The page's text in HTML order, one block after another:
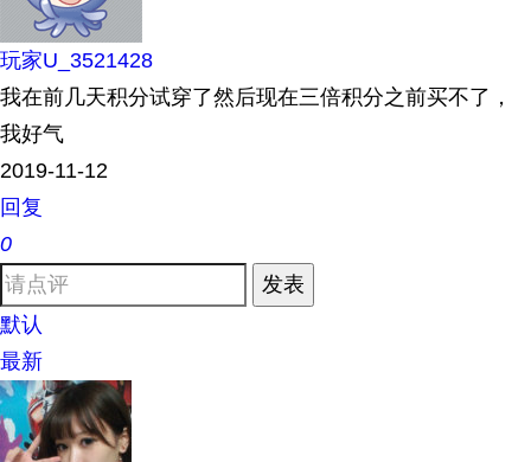
玩家U_3521428
我在前几天积分试穿了然后现在三倍积分之前买不了，
我好气
2019-11-12
回复
0
发表
默认
最新